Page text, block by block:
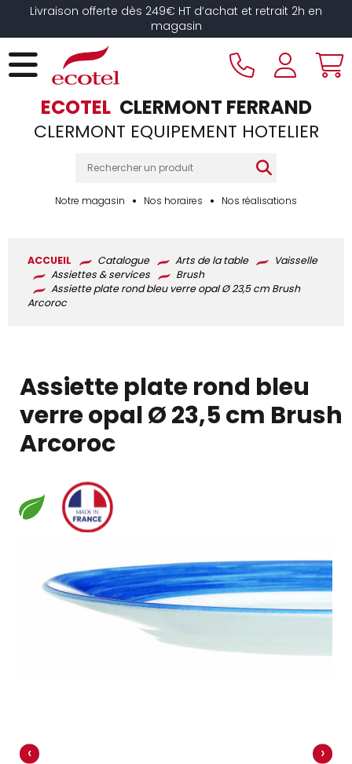
Livraison offerte dès 249€ HT d’achat et retrait 2h en
magasin
ECOTEL CLERMONT FERRAND
CLERMONT EQUIPEMENT HOTELIER
Notre magasin Nos horaires Nos réalisations
ACCUEIL Catalogue Arts de la table
Vaisselle
Assiettes & services
Brush
Assiette plate rond bleu verre opal Ø 23,5 cm Brush
Arcoroc
Assiette plate rond bleu
verre opal Ø 23,5 cm Brush
Arcoroc
‹ ›
Panneau de gestion des cookies